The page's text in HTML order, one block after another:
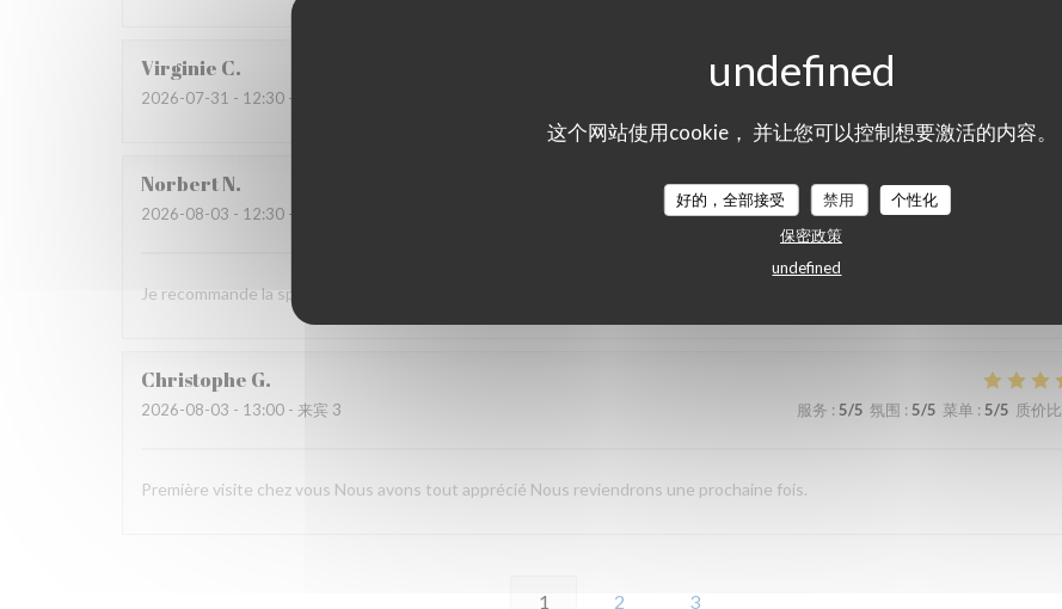
这个网站使用cookie， 并让您可以控制想要激活的内容。
好的，全部接受 禁用
个性化
保密政策
undefined
Virginie C
2026-07-31 - 12:30 - 来宾 2
NorbertN
2026-08-03 - 12:30 - 来宾 2 服务:5/5 氛围:5/5 菜单
Je recommande la spécialité "les trois braves" c'est tellement original pour un provençal ! C'est aussi tellement bon !
Christophe G
2026-08-03 - 13:00 - 来宾 3 服务 : 5/5 氛围 : 5/5 菜单 : 5/5 质价比
Première visite chez vous Nous avons tout apprécié Nous reviendrons une prochaine fois.
1 2 3